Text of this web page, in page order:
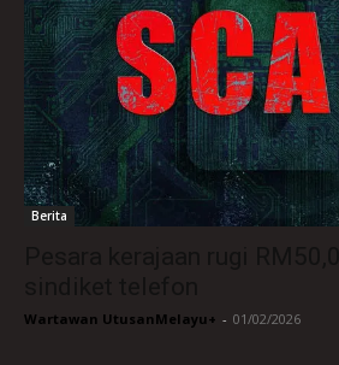
Berita
Wartawan UtusanMelayu+ - 01/02/2026